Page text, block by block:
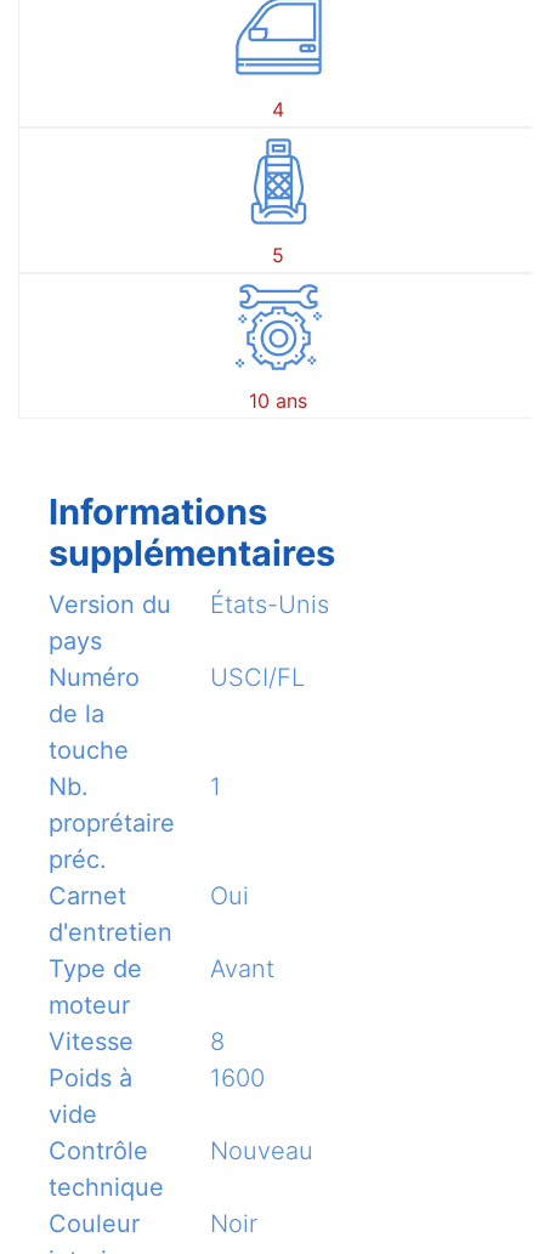
4
5
10 ans
Informations
supplémentaires
Version du
pays
États-Unis
Numéro
de la
touche
USCI/FL
Nb.
proprétaire
préc.
1
Carnet
d'entretien
Oui
Type de
moteur
Avant
Vitesse
8
Poids à
vide
1600
Contrôle
technique
Nouveau
Couleur
Noir